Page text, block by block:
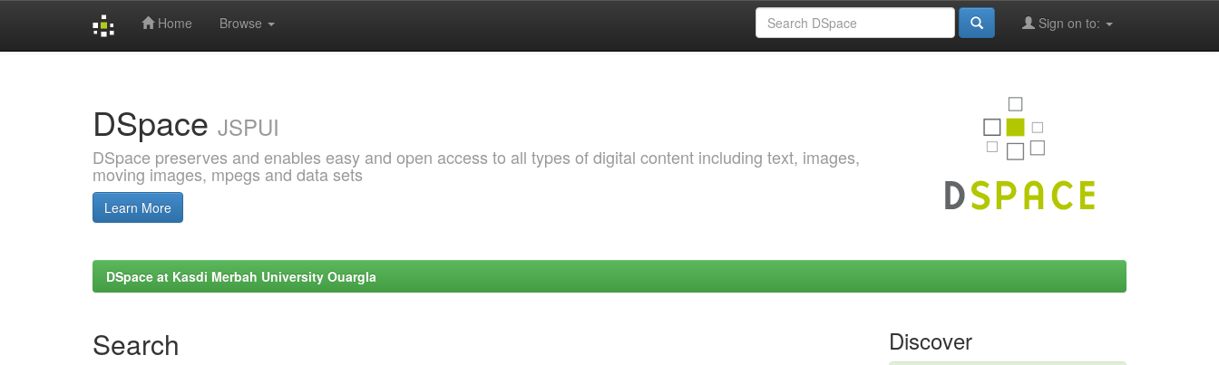
Home Browse Sign on to:
DSpace JSPUI
DSpace preserves and enables easy and open access to all types of digital content including text, images,
moving images, mpegs and data sets
Learn More
DSpace at Kasdi Merbah University Ouargla
Search Discover